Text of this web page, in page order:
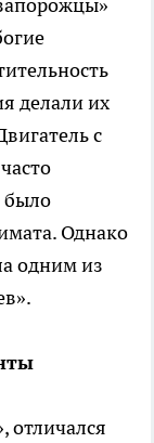
делали их
с
было
Однако
одним из
отличался